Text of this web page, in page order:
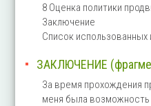
8 Оценка политики
Заключение
Список использованных
ЗАКЛЮЧЕНИЕ
За время прохождения
меня была возможность